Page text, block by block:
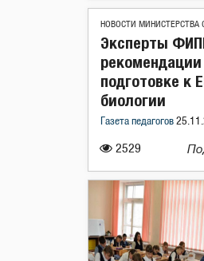
НОВОСТИ МИНИСТЕРСТВА
2529
Эксперты
подготовке к
биологии
Газета педагогов